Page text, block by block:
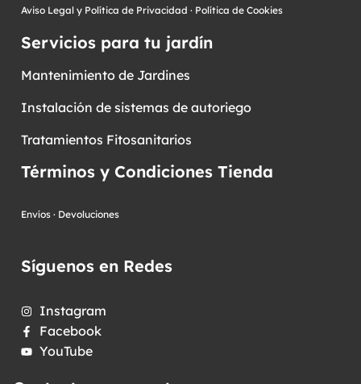
Aviso Legal y Política de Privacidad · Política de Cookies
Servicios para tu jardín
Mantenimiento de Jardines
Instalación de sistemas de autoriego
Tratamientos Fitosanitarios
Términos y Condiciones Tienda
Envíos · Devoluciones
Síguenos en Redes
Instagram
Facebook
YouTube